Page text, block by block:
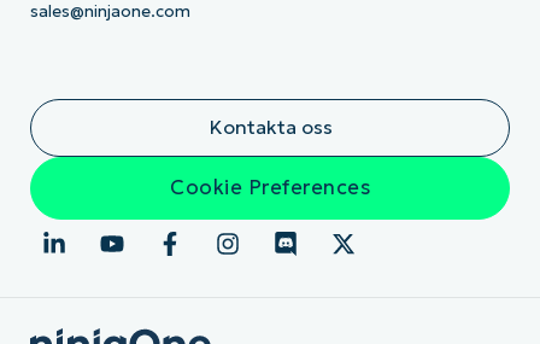
sales@ninjaone.com
Kontakta oss
Cookie Preferences